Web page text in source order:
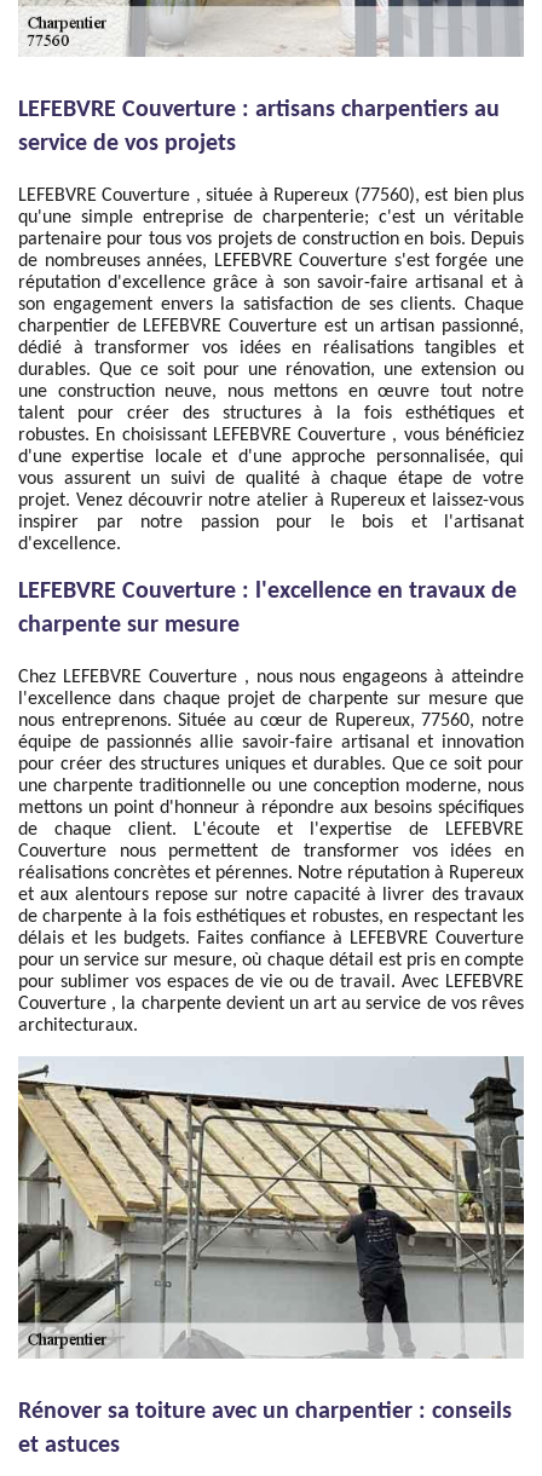
LEFEBVRE Couverture : artisans charpentiers au
service de vos projets
LEFEBVRE Couverture , située à Rupereux (77560), est bien plus
qu'une simple entreprise de charpenterie; c'est un véritable
partenaire pour tous vos projets de construction en bois. Depuis
de nombreuses années, LEFEBVRE Couverture s'est forgée une
réputation d'excellence grâce à son savoir-faire artisanal et à
son engagement envers la satisfaction de ses clients. Chaque
charpentier de LEFEBVRE Couverture est un artisan passionné,
dédié à transformer vos idées en réalisations tangibles et
durables. Que ce soit pour une rénovation, une extension ou
une construction neuve, nous mettons en œuvre tout notre
talent pour créer des structures à la fois esthétiques et
robustes. En choisissant LEFEBVRE Couverture , vous bénéficiez
d'une expertise locale et d'une approche personnalisée, qui
vous assurent un suivi de qualité à chaque étape de votre
projet. Venez découvrir notre atelier à Rupereux et laissez-vous
inspirer par notre passion pour le bois et l'artisanat
d'excellence.
LEFEBVRE Couverture : l'excellence en travaux de
charpente sur mesure
Chez LEFEBVRE Couverture , nous nous engageons à atteindre
l'excellence dans chaque projet de charpente sur mesure que
nous entreprenons. Située au cœur de Rupereux, 77560, notre
équipe de passionnés allie savoir-faire artisanal et innovation
pour créer des structures uniques et durables. Que ce soit pour
une charpente traditionnelle ou une conception moderne, nous
mettons un point d'honneur à répondre aux besoins spécifiques
de chaque client. L'écoute et l'expertise de LEFEBVRE
Couverture nous permettent de transformer vos idées en
réalisations concrètes et pérennes. Notre réputation à Rupereux
et aux alentours repose sur notre capacité à livrer des travaux
de charpente à la fois esthétiques et robustes, en respectant les
délais et les budgets. Faites confiance à LEFEBVRE Couverture
pour un service sur mesure, où chaque détail est pris en compte
pour sublimer vos espaces de vie ou de travail. Avec LEFEBVRE
Couverture , la charpente devient un art au service de vos rêves
architecturaux.
Rénover sa toiture avec un charpentier : conseils
et astuces